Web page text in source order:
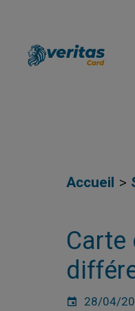
Accueil
28/04/